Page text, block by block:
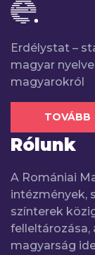
Erdélystat –
magyar
magyarokról
TOVÁBB
Rólunk
A Romániai
intézmények,
színterek
felleltározása,
magyarság